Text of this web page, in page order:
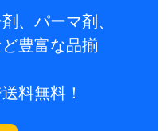
、パーマ剤、
豊富な品揃
料無料！